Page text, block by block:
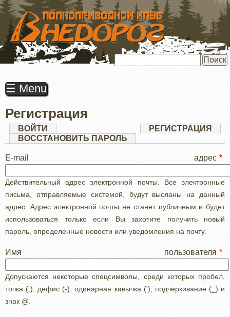
ПЕРЕЙТИ
ОСНОВНОМУ
СОДЕРЖАНИЮ
☰ Menu
Регистрация
Главные
вкладки
ВОЙТИ РЕГИСТРАЦИЯ
ВОССТАНОВИТЬ ПАРОЛЬ
E-mail адрес
Действительный адрес электронной почты. Все электронные
письма, отправляемые системой, будут высланы на данный
адрес. Адрес электронной почты не станет публичным и будет
использоваться только если Вы захотите получить новый
пароль, определенные новости или уведомления на почту.
Имя пользователя
Допускаются некоторые спецсимволы, среди которых пробел,
точка (.), дефис (-), одинарная кавычка ('), подчёркивание (_) и
знак @.